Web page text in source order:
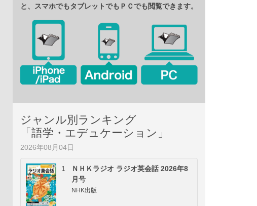
と、スマホでもタブレットでもＰＣでも閲覧できます。
ジャンル別ランキング
「語学・エデュケーション」
2026年08月04日
1
ＮＨＫラジオ ラジオ英会話 2026年8
月号
NHK出版